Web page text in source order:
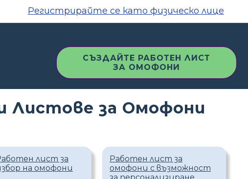
Регистрирайте се като физическо лице
СЪЗДАЙТЕ РАБОТЕН ЛИСТ
ЗА ОМОФОНИ
Листове за Омофони
лист за
на омофони
Работен лист за
омофони с възможност